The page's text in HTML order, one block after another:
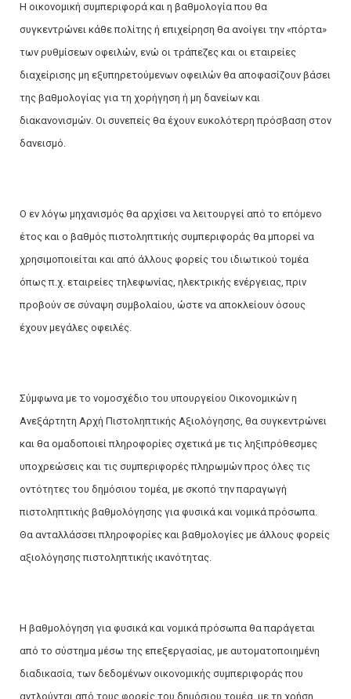
Η οικονομική συμπεριφορά και η βαθμολογία που θα
συγκεντρώνει κάθε πολίτης ή επιχείρηση θα ανοίγει την «πόρτα»
των ρυθμίσεων οφειλών, ενώ οι τράπεζες και οι εταιρείες
διαχείρισης μη εξυπηρετούμενων οφειλών θα αποφασίζουν βάσει
της βαθμολογίας για τη χορήγηση ή μη δανείων και
διακανονισμών. Οι συνεπείς θα έχουν ευκολότερη πρόσβαση στον
δανεισμό.
Ο εν λόγω μηχανισμός θα αρχίσει να λειτουργεί από το επόμενο
έτος και ο βαθμός πιστοληπτικής συμπεριφοράς θα μπορεί να
χρησιμοποιείται και από άλλους φορείς του ιδιωτικού τομέα
όπως π.χ. εταιρείες τηλεφωνίας, ηλεκτρικής ενέργειας, πριν
προβούν σε σύναψη συμβολαίου, ώστε να αποκλείουν όσους
έχουν μεγάλες οφειλές.
Σύμφωνα με το νομοσχέδιο του υπουργείου Οικονομικών η
Ανεξάρτητη Αρχή Πιστοληπτικής Αξιολόγησης, θα συγκεντρώνει
και θα ομαδοποιεί πληροφορίες σχετικά με τις ληξιπρόθεσμες
υποχρεώσεις και τις συμπεριφορές πληρωμών προς όλες τις
οντότητες του δημόσιου τομέα, με σκοπό την παραγωγή
πιστοληπτικής βαθμολόγησης για φυσικά και νομικά πρόσωπα.
Θα ανταλλάσσει πληροφορίες και βαθμολογίες με άλλους φορείς
αξιολόγησης πιστοληπτικής ικανότητας.
Η βαθμολόγηση για φυσικά και νομικά πρόσωπα θα παράγεται
από το σύστημα μέσω της επεξεργασίας, με αυτοματοποιημένη
διαδικασία, των δεδομένων οικονομικής συμπεριφοράς που
αντλούνται από τους φορείς του δημόσιου τομέα, με τη χρήση